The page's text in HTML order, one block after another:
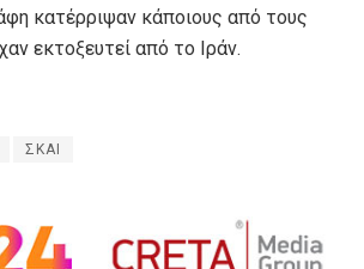
κατέρριψαν κάποιους από τους
εκτοξευτεί από το Ιράν.
ΣΚΑΙ